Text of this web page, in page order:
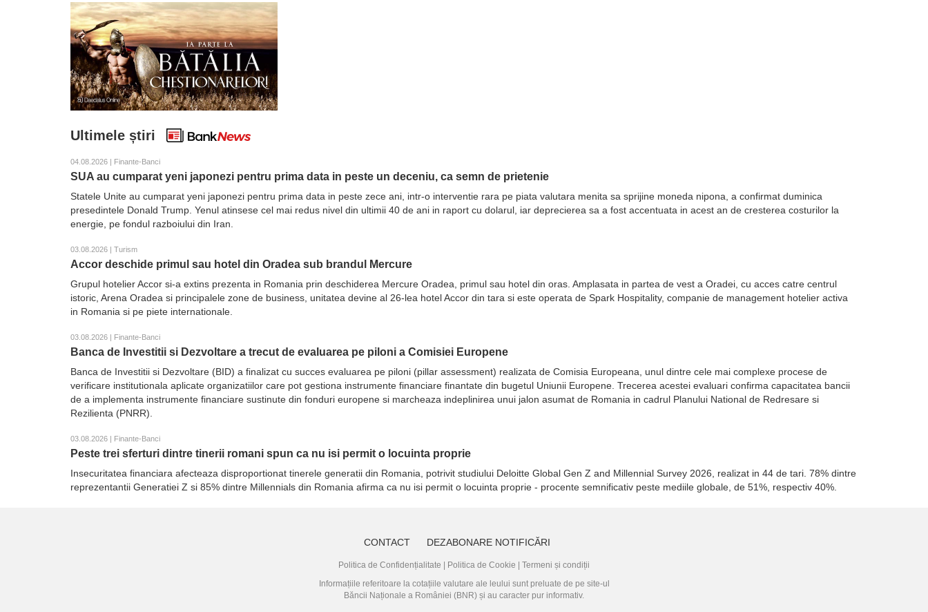
Ultimele știri
04.08.2026 | Finante-Banci
SUA au cumparat yeni japonezi pentru prima data in peste un deceniu, ca semn de prietenie
Statele Unite au cumparat yeni japonezi pentru prima data in peste zece ani, intr-o interventie rara pe piata valutara menita sa sprijine moneda nipona, a confirmat duminica
presedintele Donald Trump. Yenul atinsese cel mai redus nivel din ultimii 40 de ani in raport cu dolarul, iar deprecierea sa a fost accentuata in acest an de cresterea costurilor la
energie, pe fondul razboiului din Iran.
03.08.2026 | Turism
Accor deschide primul sau hotel din Oradea sub brandul Mercure
Grupul hotelier Accor si-a extins prezenta in Romania prin deschiderea Mercure Oradea, primul sau hotel din oras. Amplasata in partea de vest a Oradei, cu acces catre centrul
istoric, Arena Oradea si principalele zone de business, unitatea devine al 26-lea hotel Accor din tara si este operata de Spark Hospitality, companie de management hotelier activa
in Romania si pe piete internationale.
03.08.2026 | Finante-Banci
Banca de Investitii si Dezvoltare a trecut de evaluarea pe piloni a Comisiei Europene
Banca de Investitii si Dezvoltare (BID) a finalizat cu succes evaluarea pe piloni (pillar assessment) realizata de Comisia Europeana, unul dintre cele mai complexe procese de
verificare institutionala aplicate organizatiilor care pot gestiona instrumente financiare finantate din bugetul Uniunii Europene. Trecerea acestei evaluari confirma capacitatea bancii
de a implementa instrumente financiare sustinute din fonduri europene si marcheaza indeplinirea unui jalon asumat de Romania in cadrul Planului National de Redresare si
Rezilienta (PNRR).
03.08.2026 | Finante-Banci
Peste trei sferturi dintre tinerii romani spun ca nu isi permit o locuinta proprie
Insecuritatea financiara afecteaza disproportionat tinerele generatii din Romania, potrivit studiului Deloitte Global Gen Z and Millennial Survey 2026, realizat in 44 de tari. 78% dintre
reprezentantii Generatiei Z si 85% dintre Millennials din Romania afirma ca nu isi permit o locuinta proprie - procente semnificativ peste mediile globale, de 51%, respectiv 40%.
CONTACT DEZABONARE NOTIFICĂRI
Politica de Confidențialitate Politica de Cookie
Termeni și condiții
Informațiile referitoare la cotațiile valutare ale leului sunt preluate de pe site-ul
Băncii Naționale a României (BNR) și au caracter pur informativ.